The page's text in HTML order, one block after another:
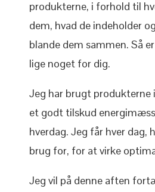
produkterne, i forhold til
dem, hvad de indeholder
blande dem sammen. Så
lige noget for dig.
Jeg har brugt produkterne
et godt tilskud
hverdag. Jeg får hver dag,
brug for, for at virke
Jeg vil på denne aften